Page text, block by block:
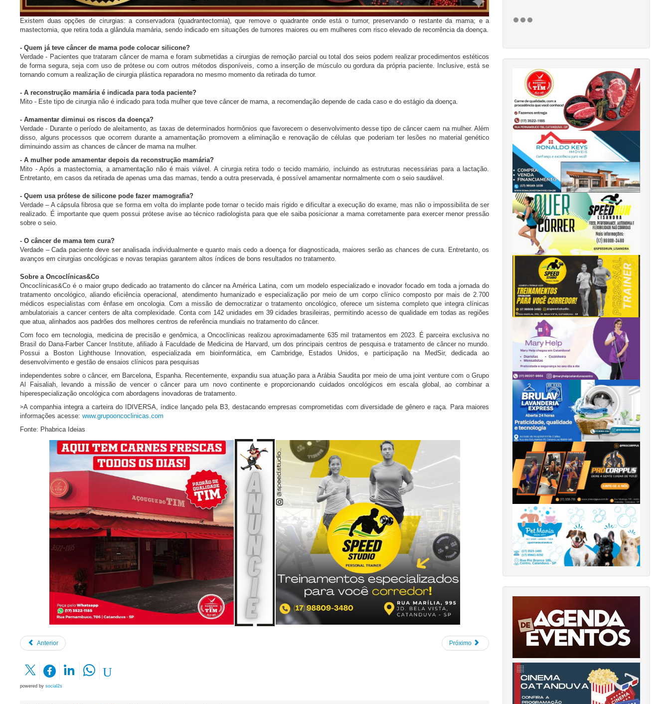
Existem duas opções de cirurgias: a conservadora (quadrantectomia), que remove o quadrante onde está o tumor, preservando o restante da mama; e a
mastectomia, que retira toda a glândula mamária, sendo indicado em situações de tumores maiores ou em mulheres com risco elevado de recorrência da doença.
- Quem já teve câncer de mama pode colocar silicone?
Verdade - Pacientes que trataram câncer de mama e foram submetidas a cirurgias de remoção parcial ou total dos seios podem realizar procedimentos estéticos
de forma segura, seja com uso de prótese ou com outros métodos disponíveis, como a inserção de músculo ou gordura da própria paciente. Inclusive, está se
tornando comum a realização de cirurgia plástica reparadora no mesmo momento da retirada do tumor.
- A reconstrução mamária é indicada para toda paciente?
Mito - Este tipo de cirurgia não é indicado para toda mulher que teve câncer de mama, a recomendação depende de cada caso e do estágio da doença.
- Amamentar diminui os riscos da doença?
Verdade - Durante o período de aleitamento, as taxas de determinados hormônios que favorecem o desenvolvimento desse tipo de câncer caem na mulher. Além
disso, alguns processos que ocorrem durante a amamentação promovem a eliminação e renovação de células que poderiam ter lesões no material genético
diminuindo assim as chances de câncer de mama na mulher.
- A mulher pode amamentar depois da reconstrução mamária?
Mito - Após a mastectomia, a amamentação não é mais viável. A cirurgia retira todo o tecido mamário, incluindo as estruturas necessárias para a lactação.
Entretanto, em casos da retirada de apenas uma das mamas, tendo a outra preservada, é possível amamentar normalmente com o seio saudável.
- Quem usa prótese de silicone pode fazer mamografia?
Verdade – A cápsula fibrosa que se forma em volta do implante pode tornar o tecido mais rígido e dificultar a execução do exame, mas não o impossibilita de ser
realizado. É importante que quem possui prótese avise ao técnico radiologista para que ele saiba posicionar a mama corretamente para exercer menor pressão
sobre o seio.
- O câncer de mama tem cura?
Verdade – Cada paciente deve ser analisada individualmente e quanto mais cedo a doença for diagnosticada, maiores serão as chances de cura. Entretanto, os
avanços em cirurgias oncológicas e novas terapias garantem altos índices de bons resultados no tratamento.
Sobre a Oncoclínicas&Co
Oncoclínicas&Co é o maior grupo dedicado ao tratamento do câncer na América Latina, com um modelo especializado e inovador focado em toda a jornada do
tratamento oncológico, aliando eficiência operacional, atendimento humanizado e especialização por meio de um corpo clínico composto por mais de 2.700
médicos especialistas com ênfase em oncologia. Com a missão de democratizar o tratamento oncológico, oferece um sistema completo que integra clínicas
ambulatoriais a cancer centers de alta complexidade. Conta com 142 unidades em 39 cidades brasileiras, permitindo acesso de qualidade em todas as regiões
que atua, alinhados aos padrões dos melhores centros de referência mundiais no tratamento do câncer.
Com foco em tecnologia, medicina de precisão e genômica, a Oncoclínicas realizou aproximadamente 635 mil tratamentos em 2023. É parceira exclusiva no
Brasil do Dana-Farber Cancer Institute, afiliado à Faculdade de Medicina de Harvard, um dos principais centros de pesquisa e tratamento de câncer no mundo.
Possui a Boston Lighthouse Innovation, especializada em bioinformática, em Cambridge, Estados Unidos, e participação na MedSir, dedicada ao
desenvolvimento e gestão de ensaios clínicos para pesquisas
independentes sobre o câncer, em Barcelona, Espanha. Recentemente, expandiu sua atuação para a Arábia Saudita por meio de uma joint venture com o Grupo
Al Faisaliah, levando a missão de vencer o câncer para um novo continente e proporcionando cuidados oncológicos em escala global, ao combinar a
hiperespecialização oncológica com abordagens inovadoras de tratamento.
>A companhia integra a carteira do IDIVERSA, índice lançado pela B3, destacando empresas comprometidas com diversidade de gênero e raça. Para maiores
informações acesse: www.grupooncoclinicas.com
Fonte: Phabrica Ideias
Anterior Próximo
powered by social2s